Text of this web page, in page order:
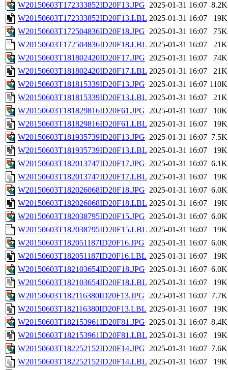
W20150603T172333852ID20F13.JPG 2025-01-31 16:07 8.2K
W20150603T172333852ID20F13.LBL 2025-01-31 16:07
19K
W20150603T172504836ID20F18.JPG 2025-01-31 16:07
75K
W20150603T172504836ID20F18.LBL 2025-01-31 16:07
21K
W20150603T181802420ID20F17.JPG 2025-01-31 16:07
74K
W20150603T181802420ID20F17.LBL 2025-01-31 16:07
21K
W20150603T181815339ID20F13.JPG 2025-01-31 16:07 110K
W20150603T181815339ID20F13.LBL 2025-01-31 16:07
21K
W20150603T181829816ID20F61.JPG 2025-01-31 16:07
10K
W20150603T181829816ID20F61.LBL 2025-01-31 16:07
19K
W20150603T181935739ID20F13.JPG 2025-01-31 16:07 7.5K
W20150603T181935739ID20F13.LBL 2025-01-31 16:07
19K
W20150603T182013747ID20F17.JPG 2025-01-31 16:07 6.1K
W20150603T182013747ID20F17.LBL 2025-01-31 16:07
19K
W20150603T182026068ID20F18.JPG 2025-01-31 16:07 6.0K
W20150603T182026068ID20F18.LBL 2025-01-31 16:07
19K
W20150603T182038795ID20F15.JPG 2025-01-31 16:07 6.0K
W20150603T182038795ID20F15.LBL 2025-01-31 16:07
19K
W20150603T182051187ID20F16.JPG 2025-01-31 16:07 6.0K
W20150603T182051187ID20F16.LBL 2025-01-31 16:07
19K
W20150603T182103654ID20F18.JPG 2025-01-31 16:07 6.0K
W20150603T182103654ID20F18.LBL 2025-01-31 16:07
19K
W20150603T182116380ID20F13.JPG 2025-01-31 16:07 7.7K
W20150603T182116380ID20F13.LBL 2025-01-31 16:07
19K
W20150603T182153961ID20F81.JPG 2025-01-31 16:07 8.4K
W20150603T182153961ID20F81.LBL 2025-01-31 16:07
19K
W20150603T182252152ID20F14.JPG 2025-01-31 16:07 7.6K
W20150603T182252152ID20F14.LBL 2025-01-31 16:07
19K